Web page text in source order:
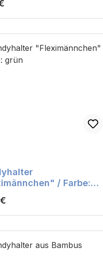
Preis:
/ Farbe:
Preis: